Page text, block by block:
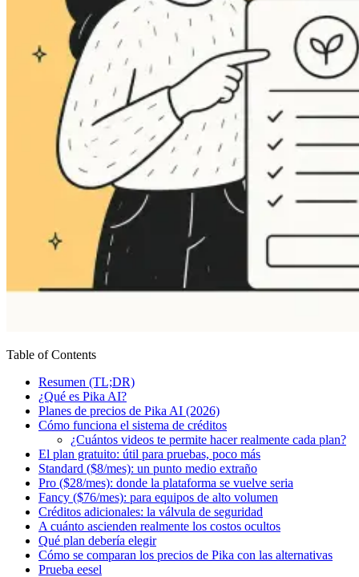
Table of Contents
Resumen (TL;DR)
¿Qué es Pika AI?
Planes de precios de Pika AI (2026)
Cómo funciona el sistema de créditos
¿Cuántos videos te permite hacer realmente cada plan?
El plan gratuito: útil para pruebas, poco más
Standard ($8/mes): un punto medio extraño
Pro ($28/mes): donde la plataforma se vuelve seria
Fancy ($76/mes): para equipos de alto volumen
Créditos adicionales: la válvula de seguridad
A cuánto ascienden realmente los costos ocultos
Qué plan debería elegir
Cómo se comparan los precios de Pika con las alternativas
Prueba eesel